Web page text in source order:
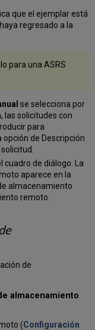
que el ejemplar está
regresado a la
para una ASRS
se selecciona por
las solicitudes con
para
de Descripción
cuadro de diálogo. La
aparece en la
almacenamiento
remoto.
de
almacenamiento
(Configuración